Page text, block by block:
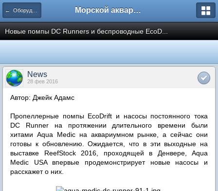
← Оборудование, технические вопросы Морской аквариум. Форумы ReefCentral.ru
Новые помпы DC Runners и беспроводные EcoD...
News
28 фев 2016
Автор: Джейк Адамс
Пропеллерные помпы EcoDrift и насосы постоянного тока
DC Runner на протяжении длительного времени были
хитами Aqua Medic на аквариумном рынке, а сейчас они
готовы к обновлению. Ожидается, что в эти выходные на
выставке ReefStock 2016, проходящей в Денвере, Aqua
Medic USA впервые продемонстрирует новые насосы и
расскажет о них.